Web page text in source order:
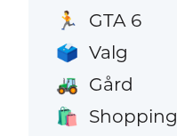
🏃 GTA 6
🗳️ Valg
🚜 Gård
🛍️ Shopping